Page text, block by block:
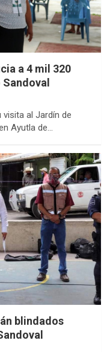
a 4 mil 320
visita al Jardín de
Ayutla de…
blindados